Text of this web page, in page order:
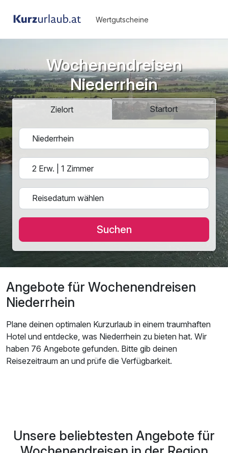
Wertgutscheine
Wochenendreisen
Niederrhein
Zielort Startort
Suchen
Angebote für Wochenendreisen
Niederrhein
Plane deinen optimalen Kurzurlaub in einem traumhaften
Hotel und entdecke, was Niederrhein zu bieten hat. Wir
haben 76 Angebote gefunden. Bitte gib deinen
Reisezeitraum an und prüfe die Verfügbarkeit.
Unsere beliebtesten Angebote für